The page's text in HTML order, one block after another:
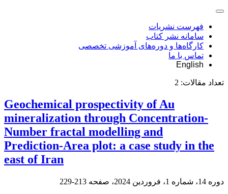
فهرست نشریات
سامانه نشر کتاب
کارگاه‌ها و دوره‌های آموزشی تخصصی
تماس با ما
English
تعداد مقالات: 2
Geochemical prospectivity of Au
mineralization through Concentration-
Number fractal modelling and
Prediction-Area plot: a case study in the
east of Iran
دوره 14، شماره 1، فروردین 2024، صفحه 213-229